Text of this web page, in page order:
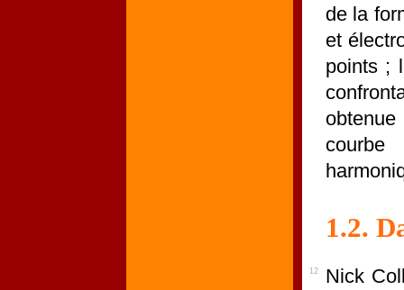
de la
et
points ;
1.2.
12
Nick